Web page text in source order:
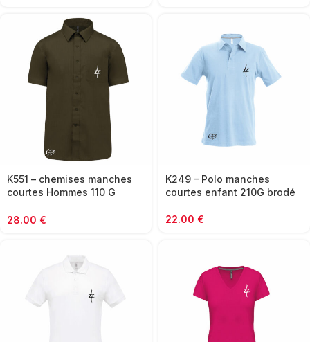
K551 – chemises manches
courtes Hommes 110 G
28.00 €
K249 – Polo manches
courtes enfant 210G brodé
22.00 €